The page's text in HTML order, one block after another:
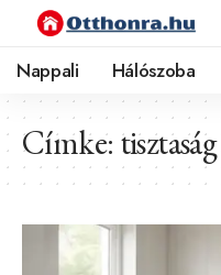
Nappali Hálószoba
Címke: tisztaság